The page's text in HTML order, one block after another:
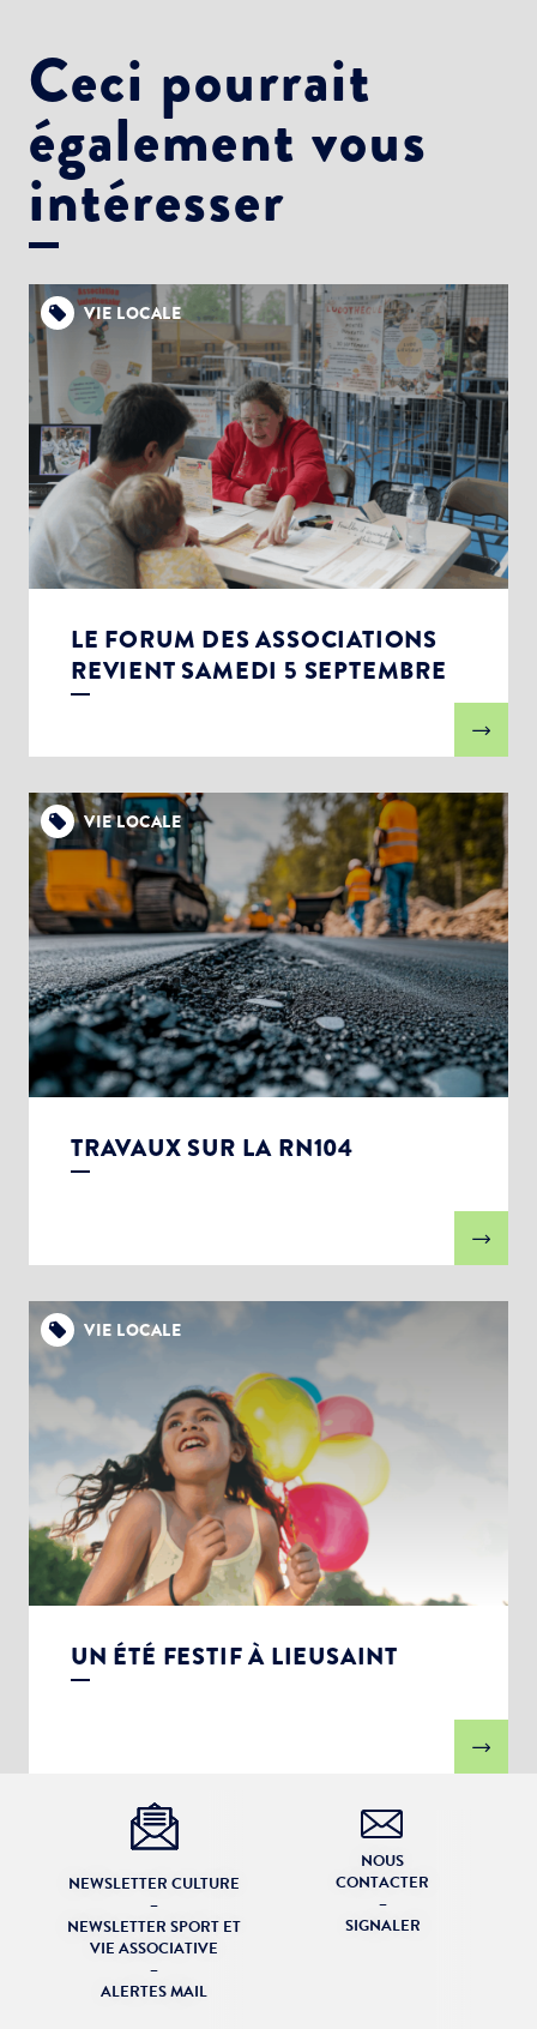
Ceci pourrait
également vous
intéresser
VIE LOCALE
LE FORUM DES ASSOCIATIONS
REVIENT SAMEDI 5 SEPTEMBRE
VIE LOCALE
TRAVAUX SUR LA RN104
VIE LOCALE
UN ÉTÉ FESTIF À LIEUSAINT
NEWSLETTER CULTURE
–
NEWSLETTER SPORT ET
VIE ASSOCIATIVE
–
ALERTES MAIL
NOUS
CONTACTER
–
SIGNALER
Choisissez votre abonnement :
Alertes Mail
Newsletter Culture